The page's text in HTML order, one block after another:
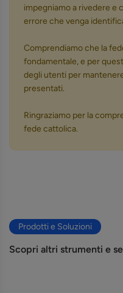
impegniamo a rivedere e
errore che venga
Comprendiamo che la
fondamentale, e per
degli utenti per
presentati.
Ringraziamo per la
fede cattolica.
Prodotti e Soluzioni
Scopri altri strumenti e